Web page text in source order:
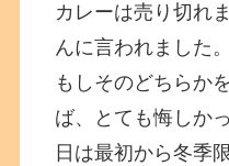
カレーは売り切れ
んに言われました。
もしそのどちらか
ば、とても悔しか
日は最初から冬季